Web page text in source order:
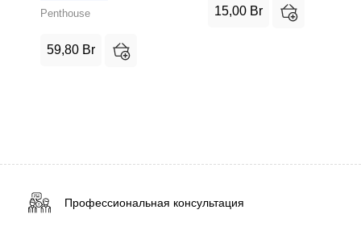
Penthouse
59,80 Br
15,00 Br
Профессиональная консультация